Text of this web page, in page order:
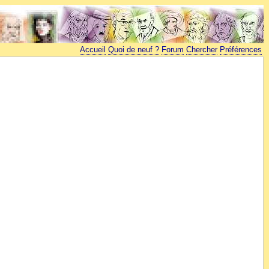
Accueil Quoi de neuf ? Forum Chercher Préférences